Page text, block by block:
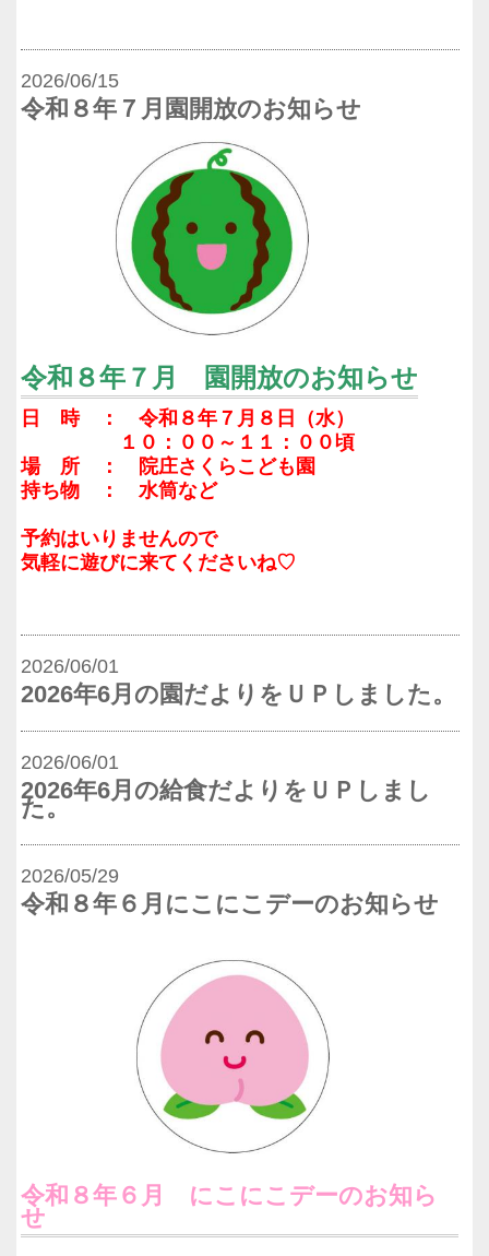
2026/06/15
令和８年７月園開放のお知らせ
令和８年７月 園開放のお知らせ
日 時 ： 令和８年７月８日（水）
１０：００～１１：００頃
場 所 ： 院庄さくらこども園
持ち物 ： 水筒など
予約はいりませんので
気軽に遊びに来てくださいね♡
2026/06/01
2026年6月の園だよりをＵＰしました。
2026/06/01
2026年6月の給食だよりをＵＰしまし
た。
2026/05/29
令和８年６月にこにこデーのお知らせ
令和８年６月 にこにこデーのお知ら
せ